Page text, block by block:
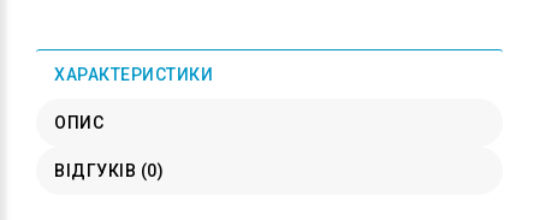
ХАРАКТЕРИСТИКИ
ОПИС
ВІДГУКІВ (0)